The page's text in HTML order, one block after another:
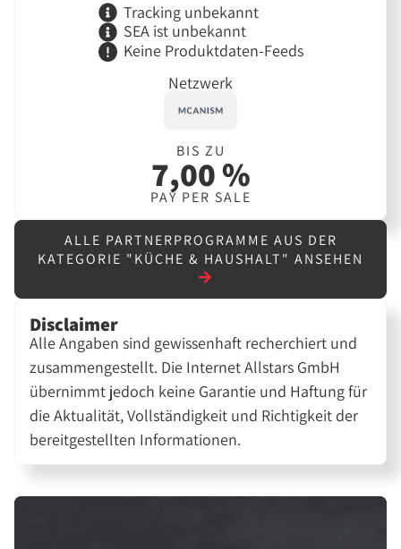
Tracking unbekannt
SEA ist unbekannt
Keine Produktdaten-Feeds
Netzwerk
BIS ZU
7,00 %
PAY PER SALE
ALLE PARTNERPROGRAMME AUS DER
KATEGORIE "KÜCHE & HAUSHALT" ANSEHEN
Disclaimer
Alle Angaben sind gewissenhaft recherchiert und
zusammengestellt. Die Internet Allstars GmbH
übernimmt jedoch keine Garantie und Haftung für
die Aktualität, Vollständigkeit und Richtigkeit der
bereitgestellten Informationen.